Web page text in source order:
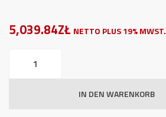
5,039.84ZŁ NETTO PLUS 19% MWST.
IN DEN WARENKORB